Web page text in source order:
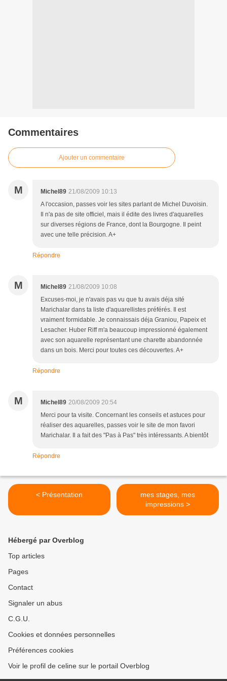
Commentaires
Ajouter un commentaire
M Michel89 21/08/2009 10:13
A l'occasion, passes voir les sites parlant de Michel Duvoisin.
Il n'a pas de site officiel, mais il édite des livres d'aquarelles
sur diverses régions de France, dont la Bourgogne. Il peint
avec une telle précision. A+
Répondre
M Michel89 21/08/2009 10:08
Excuses-moi, je n'avais pas vu que tu avais déja sité
Marichalar dans ta liste d'aquarellistes préférés. Il est
vraiment formidable. Je connaissais déja Graniou, Papeix et
Lesacher. Huber Riff m'a beaucoup impressionné également
avec son aquarelle représentant une charette abandonnée
dans un bois. Merci pour toutes ces découvertes. A+
Répondre
M Michel89 20/08/2009 20:54
Merci pour ta visite. Concernant les conseils et astuces pour
réaliser des aquarelles, passes voir le site de mon favori
Marichalar. Il a fait des "Pas à Pas" très intéressants. A bientôt
Répondre
< Présentation
mes stages, mes
impressions >
Hébergé par Overblog
Top articles
Pages
Contact
Signaler un abus
C.G.U.
Cookies et données personnelles
Préférences cookies
Voir le profil de celine sur le portail Overblog